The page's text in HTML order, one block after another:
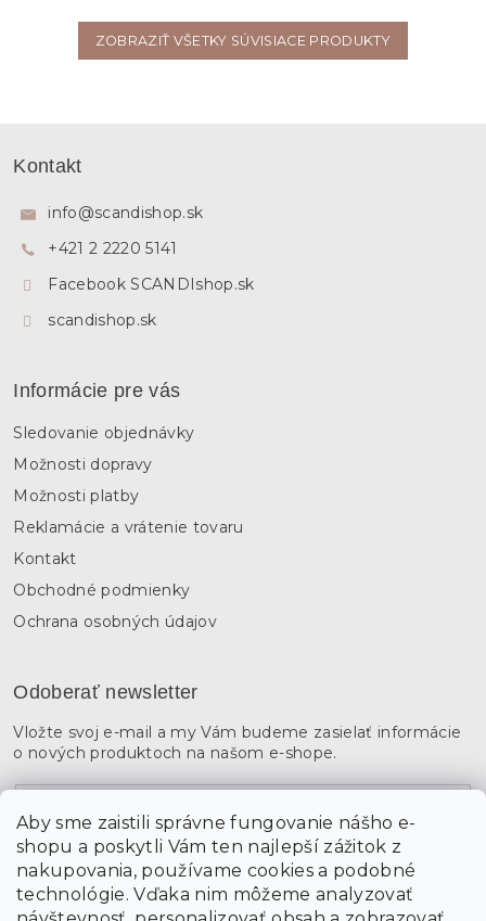
Aby sme zaistili správne fungovanie nášho e-
shopu a poskytli Vám ten najlepší zážitok z
nakupovania, používame cookies a podobné
technológie. Vďaka nim môžeme analyzovať
ZOBRAZIŤ VŠETKY SÚVISIACE PRODUKTY
Kontakt
info@scandishop.sk
+421 2 2220 5141
Facebook SCANDIshop.sk
scandishop.sk
Informácie pre vás
Sledovanie objednávky
Možnosti dopravy
Možnosti platby
Reklamácie a vrátenie tovaru
Kontakt
Obchodné podmienky
Ochrana osobných údajov
Odoberať newsletter
Vložte svoj e-mail a my Vám budeme zasielať informácie
o nových produktoch na našom e-shope.
Vložením údajov súhlasíte s podmienkami ochrany
osobných údajov